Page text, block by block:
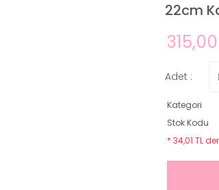
22cm
Adet :
Kategori
Stok Kodu
* 34,01 TL